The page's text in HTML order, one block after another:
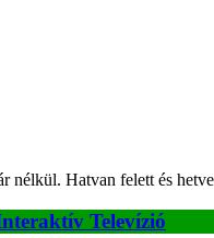
nélkül. Hatvan felett és
Televízió